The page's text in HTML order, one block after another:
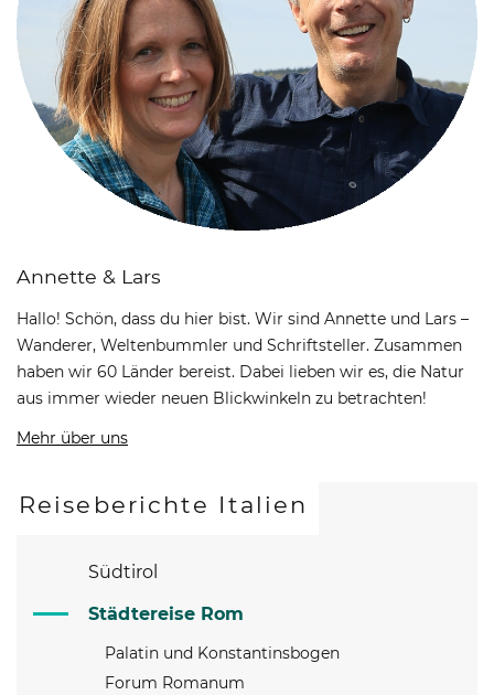
Annette & Lars
Hallo! Schön, dass du hier bist. Wir sind Annette und Lars –
Wanderer, Weltenbummler und Schriftsteller. Zusammen
haben wir 60 Länder bereist. Dabei lieben wir es, die Natur
aus immer wieder neuen Blickwinkeln zu betrachten!
Mehr über uns
Reiseberichte Italien
Südtirol
Städtereise Rom
Palatin und Konstantinsbogen
Forum Romanum